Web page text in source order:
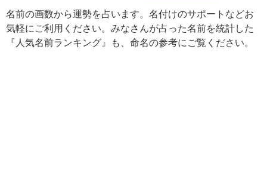
名前の画数から運勢を占います。名付けのサポートなどお
気軽にご利用ください。みなさんが占った名前を統計した
『人気名前ランキング』も、命名の参考にご覧ください。